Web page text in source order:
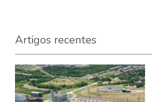
Artigos recentes